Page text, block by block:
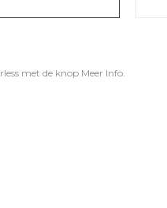
met de knop Meer Info.